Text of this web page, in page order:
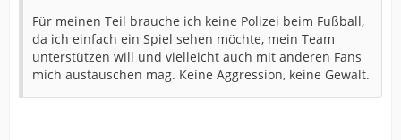
Für meinen Teil brauche ich keine Polizei beim Fußball,
da ich einfach ein Spiel sehen möchte, mein Team
unterstützen will und vielleicht auch mit anderen Fans
mich austauschen mag. Keine Aggression, keine Gewalt.